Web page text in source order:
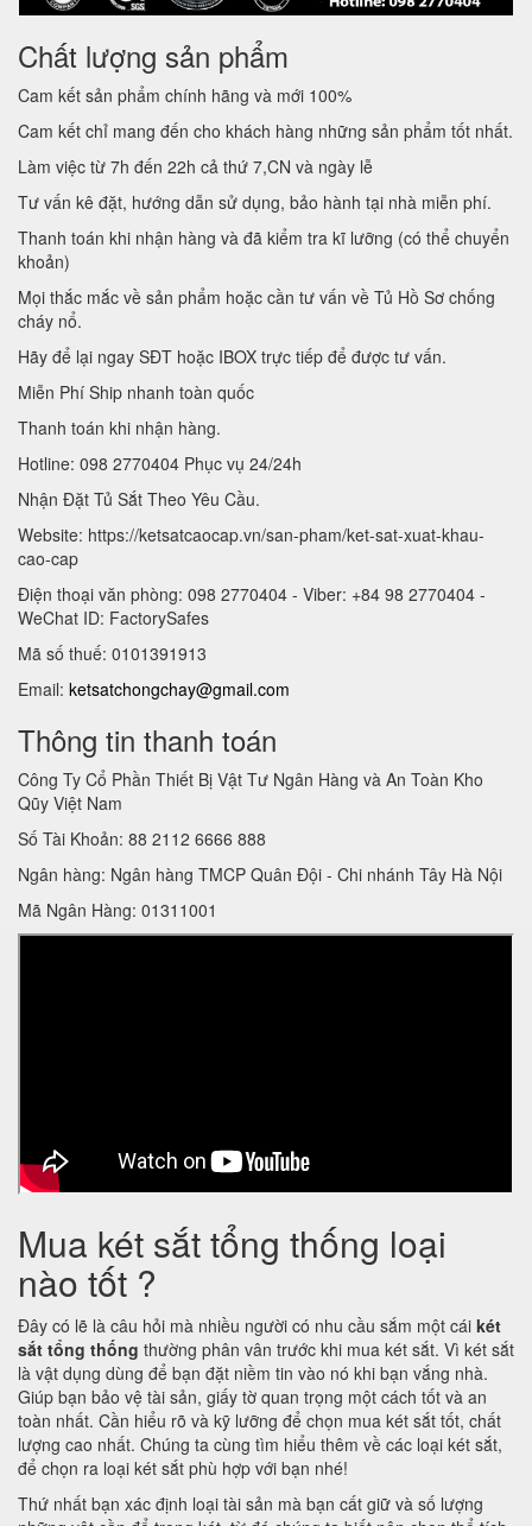
Chất lượng sản phẩm
Cam kết sản phẩm chính hãng và mới 100%
Cam kết chỉ mang đến cho khách hàng những sản phẩm tốt nhất.
Làm việc từ 7h đến 22h cả thứ 7,CN và ngày lễ
Tư vấn kê đặt, hướng dẫn sử dụng, bảo hành tại nhà miễn phí.
Thanh toán khi nhận hàng và đã kiểm tra kĩ lưỡng (có thể chuyển
khoản)
Mọi thắc mắc về sản phẩm hoặc cần tư vấn về Tủ Hồ Sơ chống
cháy nổ.
Hãy để lại ngay SĐT hoặc IBOX trực tiếp để được tư vấn.
Miễn Phí Ship nhanh toàn quốc
Thanh toán khi nhận hàng.
Hotline: 098 2770404 Phục vụ 24/24h
Nhận Đặt Tủ Sắt Theo Yêu Cầu.
Website: https://ketsatcaocap.vn/san-pham/ket-sat-xuat-khau-
cao-cap
Điện thoại văn phòng: 098 2770404 - Viber: +84 98 2770404 -
WeChat ID: FactorySafes
Mã số thuế: 0101391913
Email: ketsatchongchay@gmail.com
Thông tin thanh toán
Công Ty Cổ Phần Thiết Bị Vật Tư Ngân Hàng và An Toàn Kho
Qũy Việt Nam
Số Tài Khoản: 88 2112 6666 888
Ngân hàng: Ngân hàng TMCP Quân Đội - Chi nhánh Tây Hà Nội
Mã Ngân Hàng: 01311001
Mua két sắt tổng thống loại
nào tốt ?
Đây có lẽ là câu hỏi mà nhiều người có nhu cầu sắm một cái két
sắt tổng thống thường phân vân trước khi mua két sắt. Vì két sắt
là vật dụng dùng để bạn đặt niềm tin vào nó khi bạn vắng nhà.
Giúp bạn bảo vệ tài sản, giấy tờ quan trọng một cách tốt và an
toàn nhất. Cần hiểu rõ và kỹ lưỡng để chọn mua két sắt tốt, chất
lượng cao nhất. Chúng ta cùng tìm hiểu thêm về các loại két sắt,
để chọn ra loại két sắt phù hợp với bạn nhé!
Thứ nhất bạn xác định loại tài sản mà bạn cất giữ và số lượng